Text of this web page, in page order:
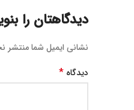
دیدگاهتان را
نشانی ایمیل شما منتشر
دیدگاه *